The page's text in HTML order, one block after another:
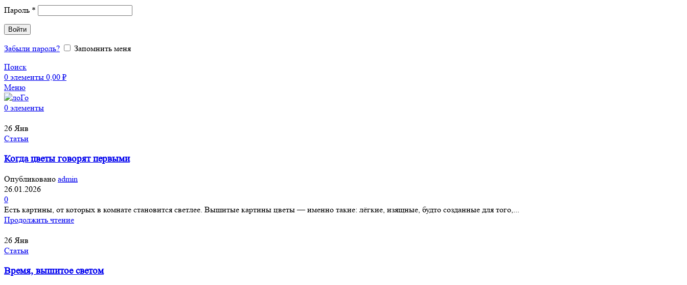
Пароль *
Войти
Забыли пароль?
Запомнить меня
Поиск
0 элементы 0,00 ₽
Меню
0 элементы
26Янв
Статьи
Когда цветы говорят первыми
Опубликовано admin
26.01.2026
0
Есть картины, от которых в комнате становится светлее. Вышитые картины цветы — именно такие: лёгкие, изящные, будто созданные для того,...
Продолжить чтение
26Янв
Статьи
Время, вышитое светом